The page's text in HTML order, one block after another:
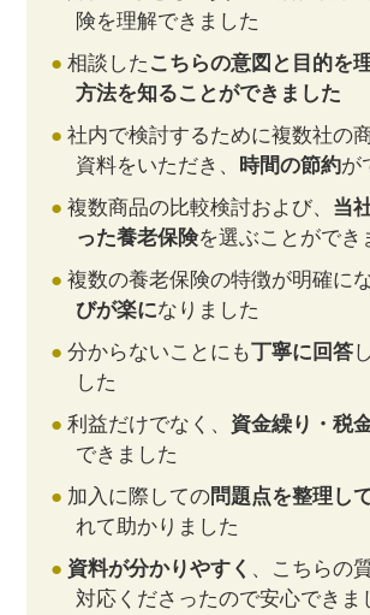
険を理解できました
相談した こちらの意図と目的を
方法を知ることができました
社内で検討するために複数社の
資料をいただき、
時間の節約が
複数商品の比較検討および、 当
った養老保険を選ぶことができ
複数の養老保険の特徴が明確にな
びが楽になりました
分からないことにも丁寧に回答
した
利益だけでなく、 資金繰り・税
できました
加入に際しての問題点を整理し
れて助かりました
資料が分かりやすく 、こちらの
対応くださったので安心できま